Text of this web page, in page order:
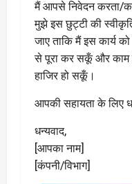
मैं आपसे निवेदन करता/
मुझे इस छुट्टी की
जाए ताकि मैं इस कार्य
से पूरा कर सकूँ और काम
हाजिर हो सकूँ।
आपकी सहायता के लिए
धन्यवाद,
[आपका नाम]
[कंपनी/विभाग]